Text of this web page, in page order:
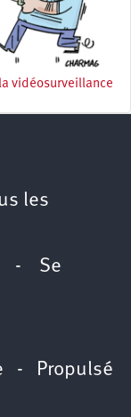
vidéosurveillance
les
- Se
- Propulsé